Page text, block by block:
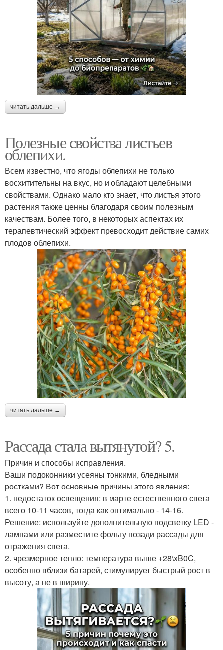
читать дальше →
Полезные свойства листьев
облепихи.
Всем известно, что ягоды облепихи не только
восхитительны на вкус, но и обладают целебными
свойствами. Однако мало кто знает, что листья этого
растения также ценны благодаря своим полезным
качествам. Более того, в некоторых аспектах их
терапевтический эффект превосходит действие самих
плодов облепихи.
читать дальше →
Рассада стала вытянутой? 5.
Причин и способы исправления.
Ваши подоконники усеяны тонкими, бледными
ростками? Вот основные причины этого явления:
1. недостаток освещения: в марте естественного света
всего 10-11 часов, тогда как оптимально - 14-16.
Решение: используйте дополнительную подсветку LED -
лампами или разместите фольгу позади рассады для
отражения света.
2. чрезмерное тепло: температура выше +28\xB0C,
особенно вблизи батарей, стимулирует быстрый рост в
высоту, а не в ширину.